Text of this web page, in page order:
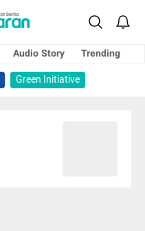
Audio Story
Trending
Green Initiative